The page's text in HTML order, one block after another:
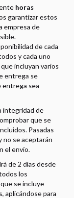
horas
garantizar estos
empresa de
de cada
y cada uno
incluyan varios
entrega se
entrega sea
integridad de
que se
Pasadas
no se aceptarán
el envío.
de 2 días desde
los
se incluye
aplicándose para